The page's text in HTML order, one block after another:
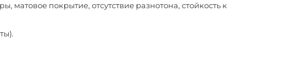
матовое покрытие, отсутствие разнотона, стойкость к